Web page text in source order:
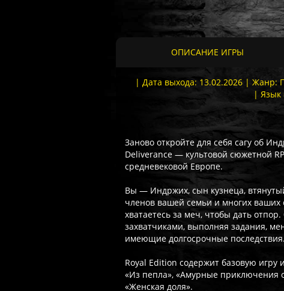
ОПИСАНИЕ ИГРЫ
| Дата выхода: 13.02.2026 | Жанр:
| Язык
Заново откройте для себя сагу об
Deliverance — культовой сюжетной
средневековой Европе.
Вы — Индржих, сын кузнеца,
членов вашей семьи и многих ваших
хватаетесь за меч, чтобы дать
захватчиками, выполняя задания,
имеющие долгосрочные последствия.
Royal Edition содержит базовую
«Из пепла», «Амурные приключения
«Женская доля».